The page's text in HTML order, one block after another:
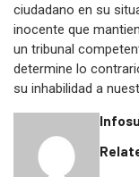
ciudadano en su
inocente que
un tribunal
determine lo
su inhabilidad a